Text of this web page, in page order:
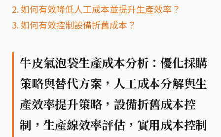
2. 如何有效降低人工成本並提升生產效率？
3. 如何有效控制設備折舊成本？
牛皮氣泡袋生產成本分析：優化採購
策略與替代方案，人工成本分解與生
產效率提升策略，設備折舊成本控
制，生產線效率評估，實用成本控制